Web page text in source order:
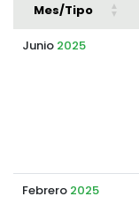
Mes/Tipo
Junio 2025
Febrero 2025